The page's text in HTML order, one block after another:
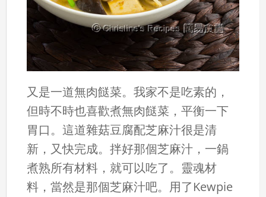
又是一道無肉餸菜。我家不是吃素的，
但時不時也喜歡煮無肉餸菜，平衡一下
胃口。這道雜菇豆腐配芝麻汁很是清
新，又快完成。拌好那個芝麻汁，一鍋
煮熟所有材料，就可以吃了。靈魂材
料，當然是那個芝麻汁吧。用了Kewpie